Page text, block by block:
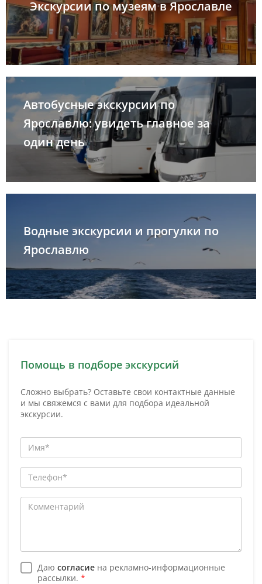
Экскурсии по музеям в Ярославле
Автобусные экскурсии по
Ярославлю: увидеть главное за
один день
Водные экскурсии и прогулки по
Ярославлю
Помощь в подборе экскурсий
Сложно выбрать? Оставьте свои контактные данные
и мы свяжемся с вами для подбора идеальной
экскурсии.
Даю согласие на рекламно-информационные
рассылки. *